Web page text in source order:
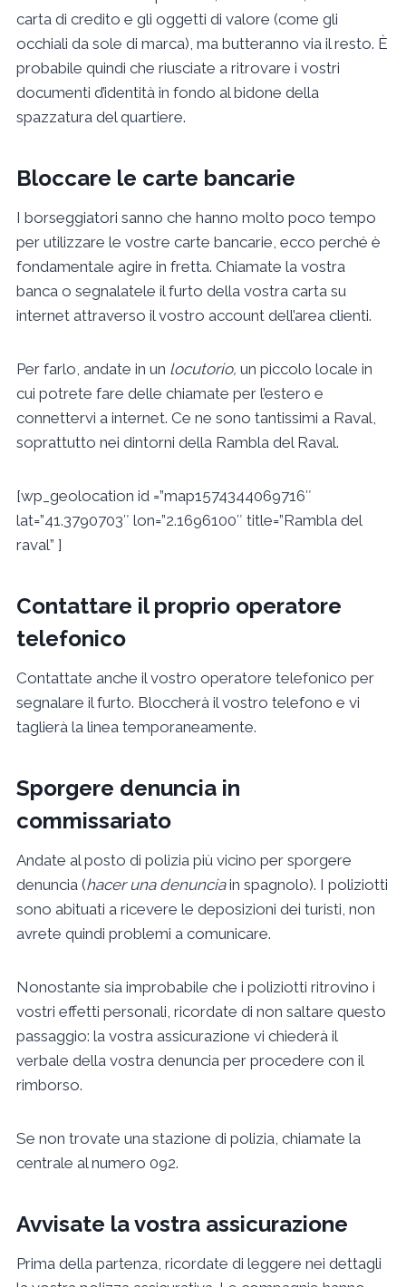
carta di credito e gli oggetti di valore (come gli
occhiali da sole di marca), ma butteranno via il resto. È
probabile quindi che riusciate a ritrovare i vostri
documenti d’identità in fondo al bidone della
spazzatura del quartiere.
Bloccare le carte bancarie
I borseggiatori sanno che hanno molto poco tempo
per utilizzare le vostre carte bancarie, ecco perché è
fondamentale agire in fretta. Chiamate la vostra
banca o segnalatele il furto della vostra carta su
internet attraverso il vostro account dell’area clienti.
Per farlo, andate in un locutorio, un piccolo locale in
cui potrete fare delle chiamate per l’estero e
connettervi a internet. Ce ne sono tantissimi a Raval,
soprattutto nei dintorni della Rambla del Raval.
[wp_geolocation id =”map1574344069716″
lat=”41.3790703″ lon=”2.1696100″ title=”Rambla del
raval” ]
Contattare il proprio operatore
telefonico
Contattate anche il vostro operatore telefonico per
segnalare il furto. Bloccherà il vostro telefono e vi
taglierà la linea temporaneamente.
Sporgere denuncia in
commissariato
Andate al posto di polizia più vicino per sporgere
denuncia (hacer una denunciain spagnolo). I poliziotti
sono abituati a ricevere le deposizioni dei turisti, non
avrete quindi problemi a comunicare.
Nonostante sia improbabile che i poliziotti ritrovino i
vostri effetti personali, ricordate di non saltare questo
passaggio: la vostra assicurazione vi chiederà il
verbale della vostra denuncia per procedere con il
rimborso.
Se non trovate una stazione di polizia, chiamate la
centrale al numero 092.
Avvisate la vostra assicurazione
Prima della partenza, ricordate di leggere nei dettagli